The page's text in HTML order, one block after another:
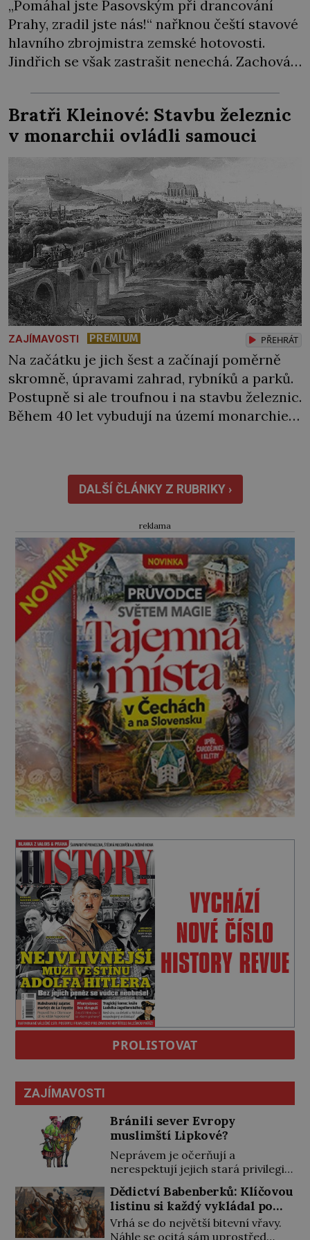
„Pomáhal jste Pasovským při drancování
Prahy, zradil jste nás!“ nařknou čeští stavové
hlavního zbrojmistra zemské hotovosti.
Jindřich se však zastrašit nenechá. Zachová
cejchu zrádce se už nezbaví… Tři roky
stačily! Škola pro něj není. Jindřich Michal
Hýzrle z Chodů (1575–1665) se v ní nudí. 10letý
chlapec chce procestovat […]
Bratři Kleinové: Stavbu železnic
v monarchii ovládli samouci
ZAJÍMAVOSTI PREMIUM PŘEHRÁT
Na začátku je jich šest a začínají poměrně
skromně, úpravami zahrad, rybníků a parků.
Postupně si ale troufnou i na stavbu železnic.
Během 40 let vybudují na území monarchie
ducha zdědí bratři Kleinové po otci
Johannovi (1756–1835), který má malý statek
na Jesenicku […]
DALŠÍ ČLÁNKY Z RUBRIKY ›
reklama
PROLISTOVAT
ZAJÍMAVOSTI
Bránili sever Evropy
muslimští Lipkové?
Neprávem je očerňují a
nerespektují jejich stará privilegia.
A hlavně jim přestali vyplácet
dohodnutý žold! Lipkové proti
těmto „podrazům“ hlasitě
protestují, jenže spravedlnosti
Dědictví Babenberků: Klíčovou
listinu si každý vykládal po
svém
Vrhá se do největší bitevní vřavy.
Náhle se ocitá sám uprostřed